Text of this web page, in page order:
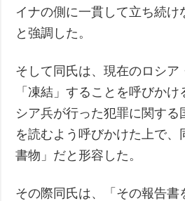
イナの側に一貫して立ち続け
と強調した。
そして同氏は、現在のロシア
「凍結」することを呼びか
シア兵が行った犯罪に関する
を読むよう呼びかけた上で、
書物」だと形容した。
その際同氏は、「その報告書